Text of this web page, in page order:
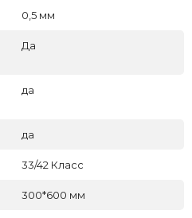
0,5 мм
Да
да
да
33/42 Класс
300*600 мм